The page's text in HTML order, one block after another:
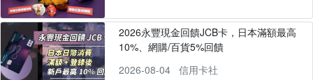
2026永豐現金回饋JCB卡，日本滿額最高
10%、網購/百貨5%回饋
2026-08-04
信用卡社